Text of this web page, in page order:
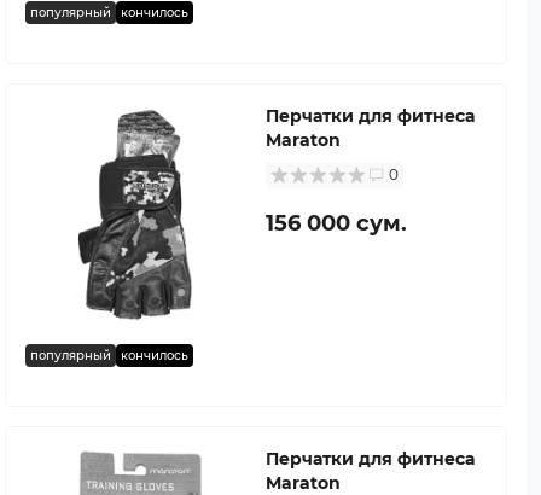
популярный кончилось
популярный кончилось
Перчатки для фитнеса
Maraton
0
156 000 сум.
Перчатки для фитнеса
Maraton